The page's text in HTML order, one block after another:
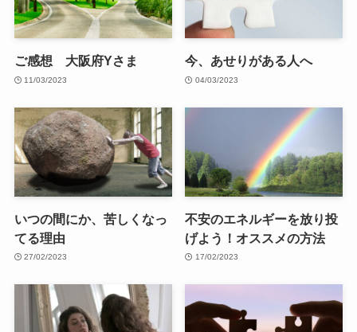
ご感想 大阪府Yさま
11/03/2023
今、あせりがある人へ
04/03/2023
いつの間にか、苦しくなっ
てる理由
27/02/2023
不安のエネルギーを放り投
げよう！オススメの方法
17/02/2023